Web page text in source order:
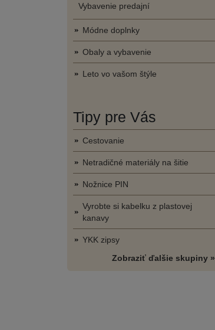
Vybavenie predajní
Módne doplnky
Obaly a vybavenie
Leto vo vašom štýle
Tipy pre Vás
Cestovanie
Netradičné materiály na šitie
Nožnice PIN
Vyrobte si kabelku z plastovej
kanavy
YKK zipsy
Zobraziť ďalšie skupiny »